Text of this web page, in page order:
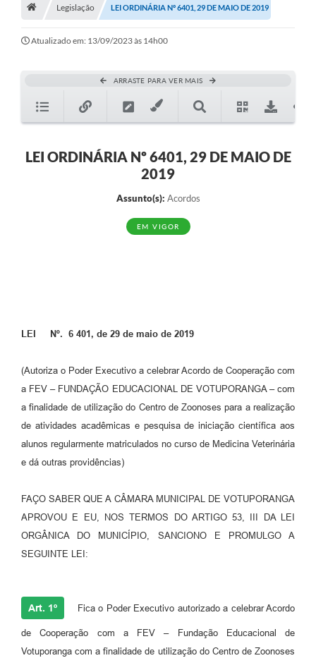
A História
Galeria de Fotos
Perguntas Frequentes
Transparência
Audiências Públicas
Editais
Links
Emprega
Agenda
Contato
Legislação LEI ORDINÁRIA Nº 6401, 29 DE MAIO DE 2019
Atualizado em: 13/09/2023 às 14h00
ARRASTE PARA VER MAIS
LEI ORDINÁRIA Nº 6401, 29 DE MAIO DE
2019
Assunto(s): Acordos
EM VIGOR
LEI Nº. 6 401, de 29 de maio de 2019
(Autoriza o Poder Executivo a celebrar Acordo de Cooperação com
a FEV – FUNDAÇÃO EDUCACIONAL DE VOTUPORANGA – com
a finalidade de utilização do Centro de Zoonoses para a realização
de atividades acadêmicas e pesquisa de iniciação científica aos
alunos regularmente matriculados no curso de Medicina Veterinária
e dá outras providências)
FAÇO SABER QUE A CÂMARA MUNICIPAL DE VOTUPORANGA
APROVOU E EU, NOS TERMOS DO ARTIGO 53, III DA LEI
ORGÂNICA DO MUNICÍPIO, SANCIONO E PROMULGO A
SEGUINTE LEI:
Art. 1º Fica o Poder Executivo autorizado a celebrar Acordo
de Cooperação com a FEV – Fundação Educacional de
Votuporanga com a finalidade de utilização do Centro de Zoonoses